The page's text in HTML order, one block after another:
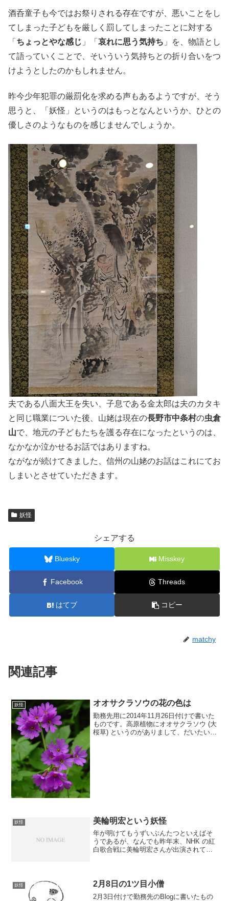
酒呑童子も今ではお祭りされる存在ですが、悪いことをし
てしまった子どもを厳しく罰してしまったことに対する
「 ちょっとやな感じ 」「 哀れに思う気持ち 」を、物語とし
て語っていくことで、そいういう気持ちとの折り合いをつ
けようとしたのかもしれません。
昨今少年犯罪の厳罰化を求める声もあるようですが、そう
思うと、「妖怪」というのはもっとなんというか、ひとの
優しさのようなものを感じませんでしょうか。
夫である八面大王を失い、子息である金太郎は夫のカタキ
と同じ職業についた後、山姥は現在の長野市中条村の虫倉
山で、地元の子どもたちを護る存在になったというのは、
なかなか泣かせるお話ではありますね。
ながなが続けてきました、信州の山姥のお話はこれにてお
しまいとさせていただきます。
妖怪
シェアする
Bluesky Misskey
Facebook Threads
はてブ コピー
matchy
関連記事
妖怪 オオサクラソウの花の色は
勤務先用に2014年11月26日付けで書いた
ものです。高原植物にオオサクラソウ (大
桜草) というのがありまして、だいたい夏
妖怪 美輪明宏という妖怪
年が明けてもうずいぶんたつといえばそ
うであるが、なんでも昨年末、NHK の紅
白歌合戦に美輪明宏さんが出演されて、
そうだけれども、時代...
妖怪 2月8日の1ツ目小僧
2月3日付けで勤務先のBlogに書いたもの